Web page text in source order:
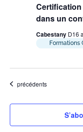
Certification
dans un
Cabestany D16
Formations
Évènements
précédents